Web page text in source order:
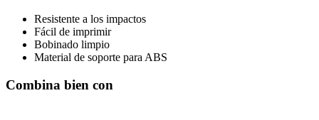
Resistente a los impactos
Fácil de imprimir
Bobinado limpio
Material de soporte para ABS
Combina bien con